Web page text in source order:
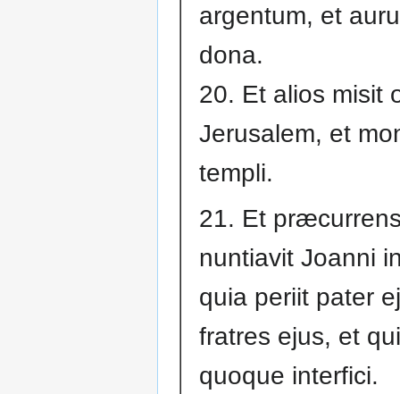
argentum, et
dona.
20. Et alios misit
Jerusalem, et
templi.
21. Et
nuntiavit Joanni
quia periit pater
fratres ejus, et
quoque interfici.